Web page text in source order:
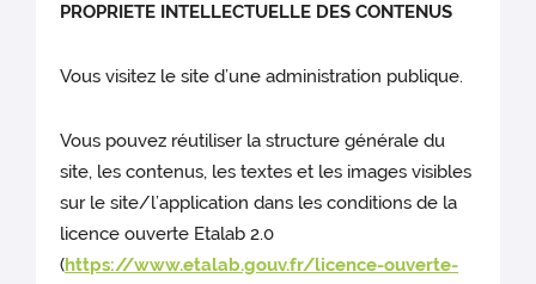
PROPRIETE INTELLECTUELLE DES CONTENUS
Vous visitez le site d’une administration publique.
Vous pouvez réutiliser la structure générale du
site, les contenus, les textes et les images visibles
sur le site/l’application dans les conditions de la
licence ouverte Etalab 2.0
(https://www.etalab.gouv.fr/licence-ouverte-